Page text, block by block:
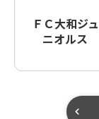
ＦＣ大和ジュ
ニオルス